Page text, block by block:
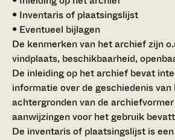
• Inventaris of plaatsingslijst
• Eventueel bijlagen
De kenmerken van het archief zijn
vindplaats, beschikbaarheid,
De inleiding op het archief bevat
informatie over de geschiedenis
achtergronden van de
aanwijzingen voor het gebruik
De inventaris of plaatsingslijst is